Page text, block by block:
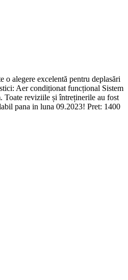
alegere excelentă pentru deplasări
Aer condiționat funcțional Sistem
Toate reviziile și întreținerile au fost
pana in luna 09.2023! Pret: 1400